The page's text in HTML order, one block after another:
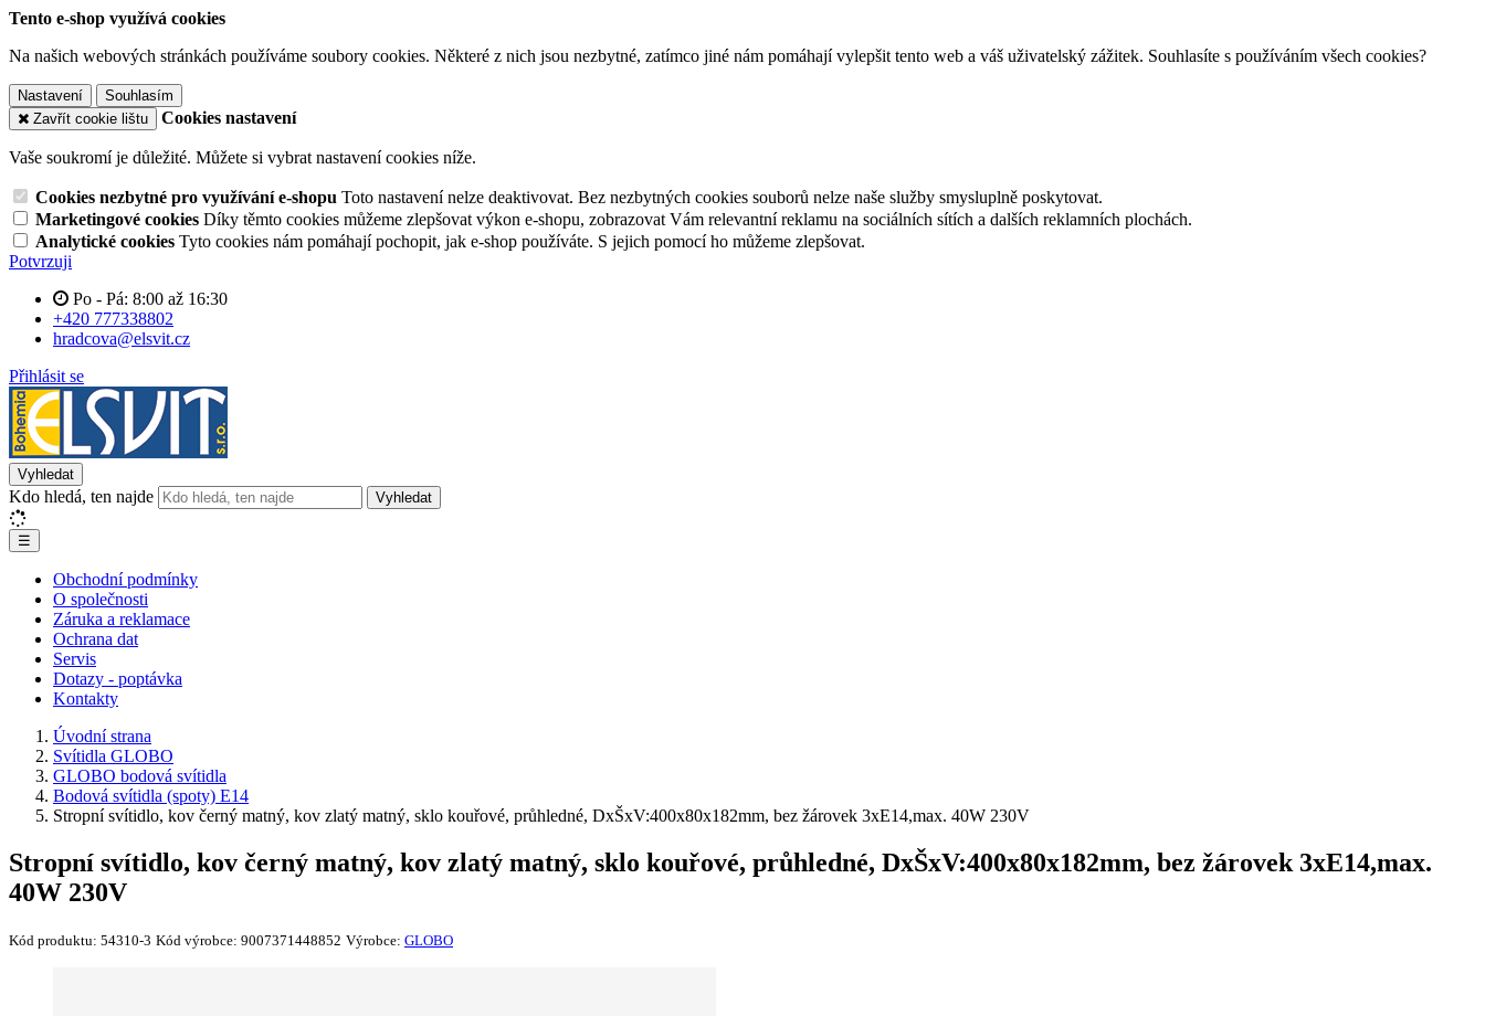
Tento e-shop využívá cookies
Na našich webových stránkách používáme soubory cookies. Některé z nich jsou nezbytné, zatímco jiné nám pomáhají vylepšit tento web a váš uživatelský zážitek. Souhlasíte s používáním všech cookies?
Nastavení
Souhlasím
Zavřít cookie lištu
Cookies nastavení
Vaše soukromí je důležité. Můžete si vybrat nastavení cookies níže.
Cookies nezbytné pro využívání e-shopu Toto nastavení nelze deaktivovat. Bez nezbytných cookies souborů nelze naše služby smysluplně poskytovat.
Marketingové cookies Díky těmto cookies můžeme zlepšovat výkon e-shopu, zobrazovat Vám relevantní reklamu na sociálních sítích a dalších reklamních plochách.
Analytické cookies Tyto cookies nám pomáhají pochopit, jak e-shop používáte. S jejich pomocí ho můžeme zlepšovat.
Potvrzuji
Po - Pá: 8:00 až 16:30
+420 777338802
hradcova@elsvit.cz
Přihlásit se
Vyhledat
Kdo hledá, ten najde Vyhledat
☰
Obchodní podmínky
O společnosti
Záruka a reklamace
Ochrana dat
Servis
Dotazy - poptávka
Kontakty
Úvodní strana
Svítidla GLOBO
GLOBO bodová svítidla
Bodová svítidla (spoty) E14
Stropní svítidlo, kov černý matný, kov zlatý matný, sklo kouřové, průhledné, DxŠxV:400x80x182mm, bez žárovek 3xE14,max. 40W 230V
Stropní svítidlo, kov černý matný, kov zlatý matný, sklo kouřové, průhledné, DxŠxV:400x80x182mm, bez žárovek 3xE14,max.
40W 230V
Kód produktu: 54310-3 Kód výrobce: 9007371448852 Výrobce: GLOBO